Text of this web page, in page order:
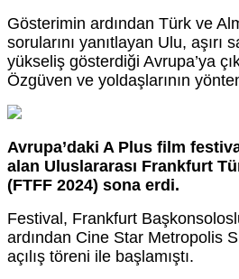
Gösterimin ardından Türk ve
sorularını yanıtlayan Ulu, aşırı
yükseliş gösterdiği Avrupa’ya
Özgüven ve yoldaşlarının
Avrupa’daki A Plus film
alan Uluslararası Frankfurt
(FTFF 2024) sona erdi.
Festival, Frankfurt
ardından Cine Star Metropolis
açılış töreni ile başlamıştı.